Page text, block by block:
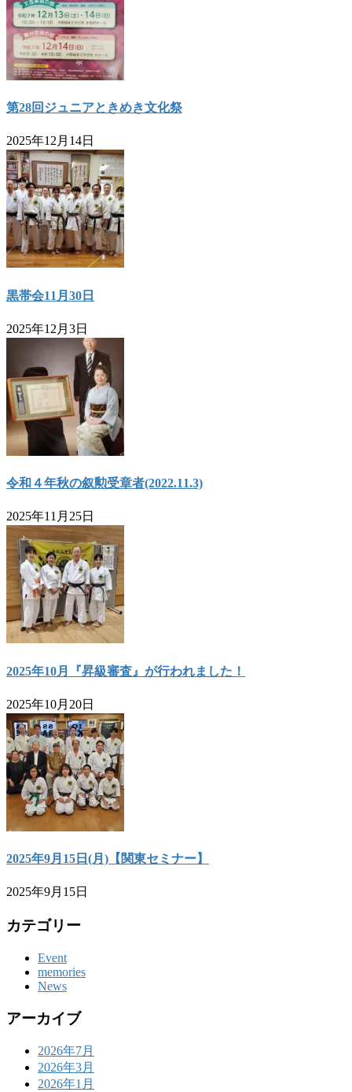
第28回ジュニアときめき文化祭
2025年12月14日
黒帯会11月30日
2025年12月3日
令和４年秋の叙勲受章者(2022.11.3)
2025年11月25日
2025年10月『昇級審査』が行われました！
2025年10月20日
2025年9月15日(月)【関東セミナー】
2025年9月15日
カテゴリー
Event
memories
News
アーカイブ
2026年7月
2026年3月
2026年1月